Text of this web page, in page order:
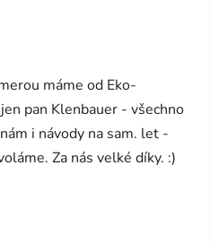
5 hvězdiček.
máme od Eko-
pan Klenbauer - všechno
i návody na sam. let -
Za nás velké díky. :)
5 hvězdiček.